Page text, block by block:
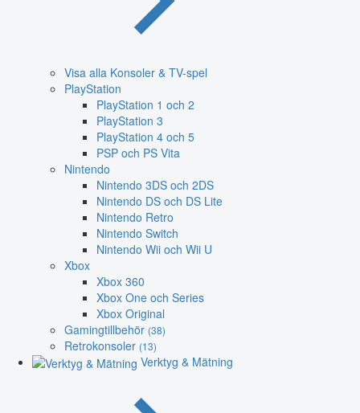
Visa alla Konsoler & TV-spel
PlayStation
PlayStation 1 och 2
PlayStation 3
PlayStation 4 och 5
PSP och PS Vita
Nintendo
Nintendo 3DS och 2DS
Nintendo DS och DS Lite
Nintendo Retro
Nintendo Switch
Nintendo Wii och Wii U
Xbox
Xbox 360
Xbox One och Series
Xbox Original
Gamingtillbehör (38)
Retrokonsoler (13)
Verktyg & Mätning